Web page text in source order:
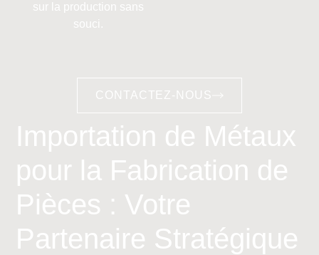
sur la production sans
souci.
CONTACTEZ-NOUS
Importation de Métaux
pour la Fabrication de
Pièces : Votre
Partenaire Stratégique